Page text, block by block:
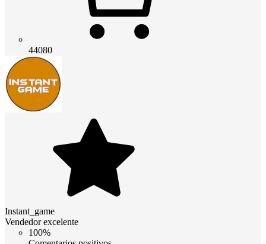
44080
Instant_game
Vendedor excelente
100%